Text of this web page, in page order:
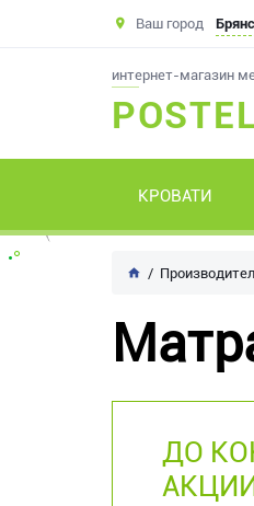
Ваш город
интернет-магазин
КРОВАТИ
ДО